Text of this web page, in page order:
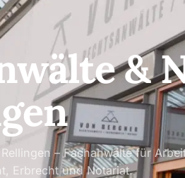
&
– Fachanwälte für
Erbrecht und Notariat.